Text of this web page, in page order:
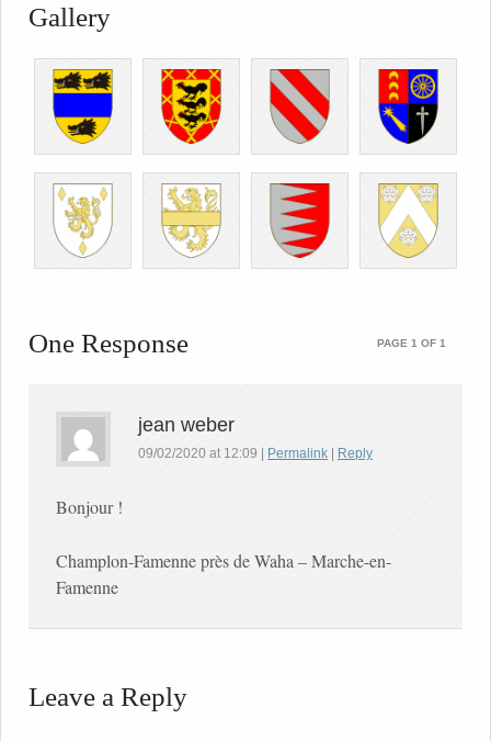
Gallery
One Response PAGE 1 OF 1
jean weber
09/02/2020 at 12:09 Permalink Reply
Bonjour !
Champlon-Famenne près de Waha – Marche-en-
Famenne
Leave a Reply